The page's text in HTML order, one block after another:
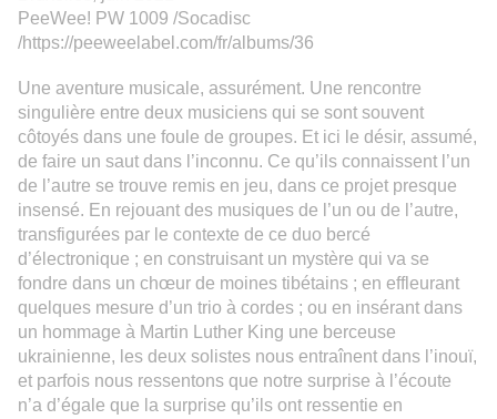
PeeWee! PW 1009 /Socadisc
/https://peeweelabel.com/fr/albums/36
Une aventure musicale, assurément. Une rencontre
singulière entre deux musiciens qui se sont souvent
côtoyés dans une foule de groupes. Et ici le désir, assumé,
de faire un saut dans l’inconnu. Ce qu’ils connaissent l’un
de l’autre se trouve remis en jeu, dans ce projet presque
insensé. En rejouant des musiques de l’un ou de l’autre,
transfigurées par le contexte de ce duo bercé
d’électronique ; en construisant un mystère qui va se
fondre dans un chœur de moines tibétains ; en effleurant
quelques mesure d’un trio à cordes ; ou en insérant dans
un hommage à Martin Luther King une berceuse
ukrainienne, les deux solistes nous entraînent dans l’inouï,
et parfois nous ressentons que notre surprise à l’écoute
n’a d’égale que la surprise qu’ils ont ressentie en